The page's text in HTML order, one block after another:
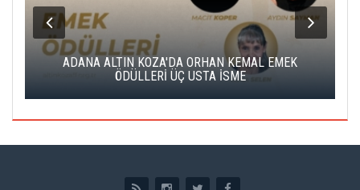
ADANA ALTIN KOZA'DA ORHAN KEMAL EMEK
ÖDÜLLERİ ÜÇ USTA İSME